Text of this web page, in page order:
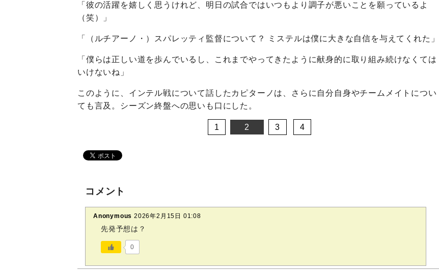
「彼の活躍を嬉しく思うけれど、明日の試合ではいつもより調子が悪いことを願っているよ
（笑）」
「（ルチアーノ・）スパレッティ監督について？ ミステルは僕に大きな自信を与えてくれた」
「僕らは正しい道を歩んでいるし、これまでやってきたように献身的に取り組み続けなくては
いけないね」
このように、インテル戦について話したカピターノは、さらに自分自身やチームメイトについ
ても言及。シーズン終盤への思いも口にした。
1 2 3 4
コメント
Anonymous 2026年2月15日 01:08
先発予想は？
0